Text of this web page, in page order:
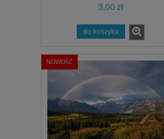
3,00 zł
do koszyka
NOWOŚĆ